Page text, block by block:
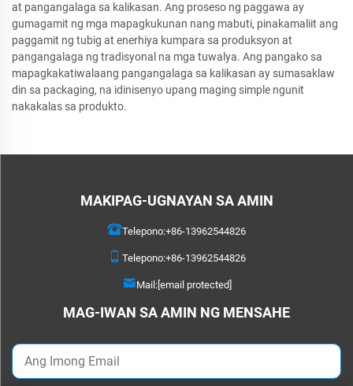
at pangangalaga sa kalikasan. Ang proseso ng paggawa ay
gumagamit ng mga mapagkukunan nang mabuti, pinakamaliit ang
paggamit ng tubig at enerhiya kumpara sa produksyon at
pangangalaga ng tradisyonal na mga tuwalya. Ang pangako sa
mapagkakatiwalaang pangangalaga sa kalikasan ay sumasaklaw
din sa packaging, na idinisenyo upang maging simple ngunit
nakakalas sa produkto.
MAKIPAG-UGNAYAN SA AMIN
Telepono:+86-13962544826
Telepono:+86-13962544826
Mail:[email protected]
MAG-IWAN SA AMIN NG MENSAHE